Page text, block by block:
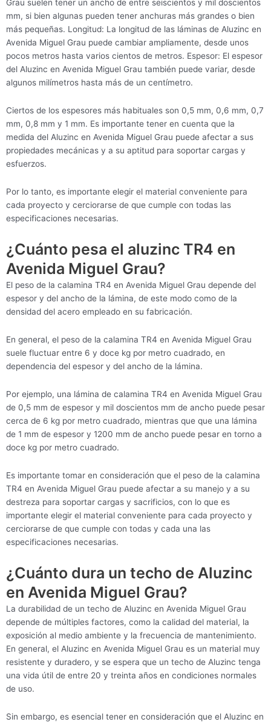
Grau suelen tener un ancho de entre seiscientos y mil doscientos
mm, si bien algunas pueden tener anchuras más grandes o bien
más pequeñas. Longitud: La longitud de las láminas de Aluzinc en
Avenida Miguel Grau puede cambiar ampliamente, desde unos
pocos metros hasta varios cientos de metros. Espesor: El espesor
del Aluzinc en Avenida Miguel Grau también puede variar, desde
algunos milímetros hasta más de un centímetro.
Ciertos de los espesores más habituales son 0,5 mm, 0,6 mm, 0,7
mm, 0,8 mm y 1 mm. Es importante tener en cuenta que la
medida del Aluzinc en Avenida Miguel Grau puede afectar a sus
propiedades mecánicas y a su aptitud para soportar cargas y
esfuerzos.
Por lo tanto, es importante elegir el material conveniente para
cada proyecto y cerciorarse de que cumple con todas las
especificaciones necesarias.
¿Cuánto pesa el aluzinc TR4 en
Avenida Miguel Grau?
El peso de la calamina TR4 en Avenida Miguel Grau depende del
espesor y del ancho de la lámina, de este modo como de la
densidad del acero empleado en su fabricación.
En general, el peso de la calamina TR4 en Avenida Miguel Grau
suele fluctuar entre 6 y doce kg por metro cuadrado, en
dependencia del espesor y del ancho de la lámina.
Por ejemplo, una lámina de calamina TR4 en Avenida Miguel Grau
de 0,5 mm de espesor y mil doscientos mm de ancho puede pesar
cerca de 6 kg por metro cuadrado, mientras que que una lámina
de 1 mm de espesor y 1200 mm de ancho puede pesar en torno a
doce kg por metro cuadrado.
Es importante tomar en consideración que el peso de la calamina
TR4 en Avenida Miguel Grau puede afectar a su manejo y a su
destreza para soportar cargas y sacrificios, con lo que es
importante elegir el material conveniente para cada proyecto y
cerciorarse de que cumple con todas y cada una las
especificaciones necesarias.
¿Cuánto dura un techo de Aluzinc
en Avenida Miguel Grau?
La durabilidad de un techo de Aluzinc en Avenida Miguel Grau
depende de múltiples factores, como la calidad del material, la
exposición al medio ambiente y la frecuencia de mantenimiento.
En general, el Aluzinc en Avenida Miguel Grau es un material muy
resistente y duradero, y se espera que un techo de Aluzinc tenga
una vida útil de entre 20 y treinta años en condiciones normales
de uso.
Sin embargo, es esencial tener en consideración que el Aluzinc en